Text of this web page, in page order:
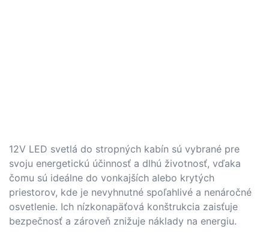
12V LED svetlá do stropných kabín sú vybrané pre
svoju energetickú účinnosť a dlhú životnosť, vďaka
čomu sú ideálne do vonkajších alebo krytých
priestorov, kde je nevyhnutné spoľahlivé a nenáročné
osvetlenie. Ich nízkonapäťová konštrukcia zaisťuje
bezpečnosť a zároveň znižuje náklady na energiu.